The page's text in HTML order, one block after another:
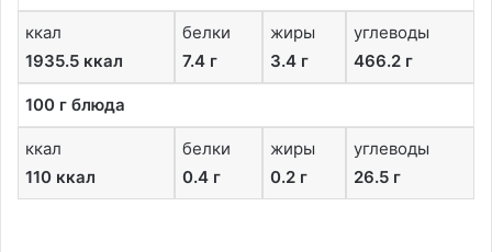
ккал
1935.5 ккал
белки
7.4 г
жиры
3.4 г
углеводы
466.2 г
100 г блюда
ккал
110 ккал
белки
0.4 г
жиры
0.2 г
углеводы
26.5 г